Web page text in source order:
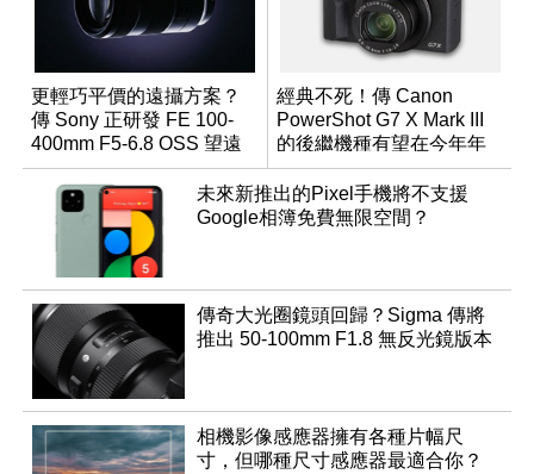
更輕巧平價的遠攝方案？
傳 Sony 正研發 FE 100-
400mm F5-6.8 OSS 望遠
變焦鏡頭
經典不死！傳 Canon
PowerShot G7 X Mark III
的後繼機種有望在今年年
底前推出？
未來新推出的Pixel手機將不支援
Google相簿免費無限空間？
傳奇大光圈鏡頭回歸？Sigma 傳將
推出 50-100mm F1.8 無反光鏡版本
相機影像感應器擁有各種片幅尺
寸，但哪種尺寸感應器最適合你？